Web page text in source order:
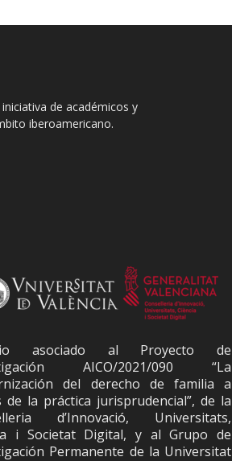
de académicos y
iberoamericano.
asociado al Proyecto de
AICO/2021/090 “La
del derecho de familia a
de la práctica jurisprudencial”, de la
d’Innovació, Universitats,
i Societat Digital, y al Grupo de
Permanente de la Universitat